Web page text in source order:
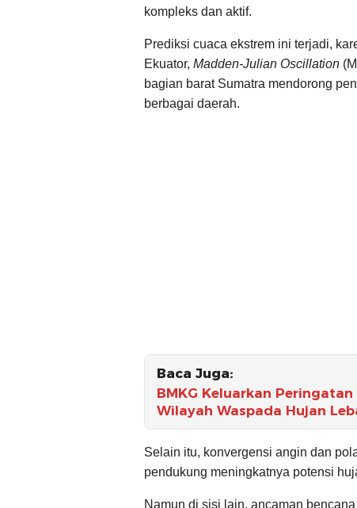
kompleks dan aktif.
Prediksi cuaca ekstrem ini terjadi,
Ekuator, Madden-Julian Oscillation
bagian barat Sumatra mendorong
berbagai daerah.
Baca Juga:
BMKG Keluarkan
Wilayah Waspada Hujan
Selain itu, konvergensi angin dan
pendukung meningkatnya potensi
Namun di sisi lain, ancaman